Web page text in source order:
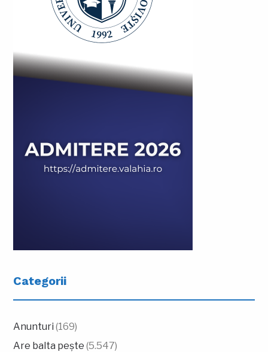
Categorii
Anunturi (169)
Are balta pește (5.547)